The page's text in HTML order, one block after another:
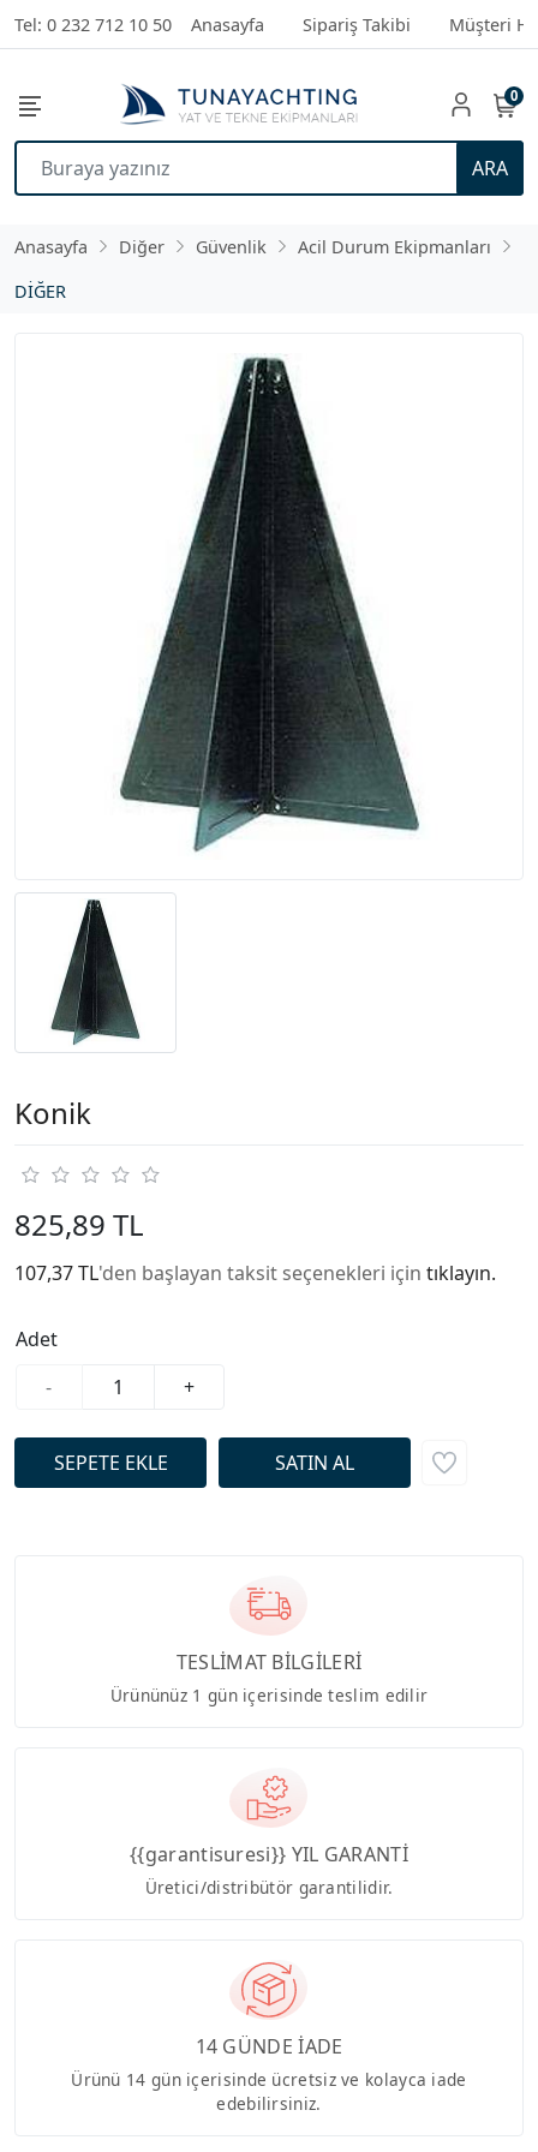
Tel: 0 232 712 10 50 Anasayfa Sipariş Takibi Müşteri
ARA
0
Anasayfa Diğer Güvenlik
Acil Durum Ekipmanları
DİĞER
Konik
825,89 TL
107,37 TL'den başlayan taksit seçenekleri için tıklayın.
Adet
-
+
TESLİMAT BİLGİLERİ
Ürününüz 1 gün içerisinde teslim edilir
{{garantisuresi}} YIL GARANTİ
Üretici/distribütör garantilidir.
14 GÜNDE İADE
Ürünü 14 gün içerisinde ücretsiz ve kolayca iade
edebilirsiniz.